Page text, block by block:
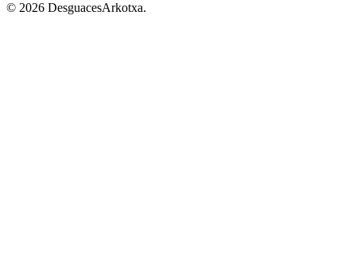
© 2026 DesguacesArkotxa.